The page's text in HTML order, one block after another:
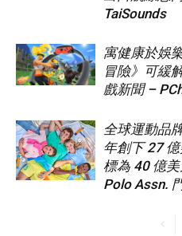
TaiSounds
寓健康於娛
冒險》可緩
戲新聞 –
全球運動品
年創下 27
標為 40 億
Polo Assn.